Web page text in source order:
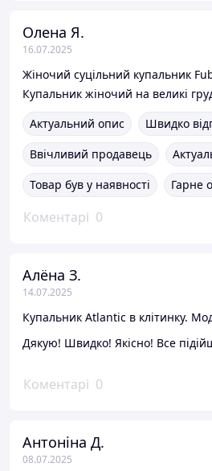
Олена Я.
16.07.2025
Актуальний опис
Швидко
Ввічливий продавець
Товар був у наявності
Гарне
Коментарі 0
Алёна З.
14.07.2025
Дякую! Швидко! Якісно! Все
Коментарі 0
Антоніна Д.
08.07.2025